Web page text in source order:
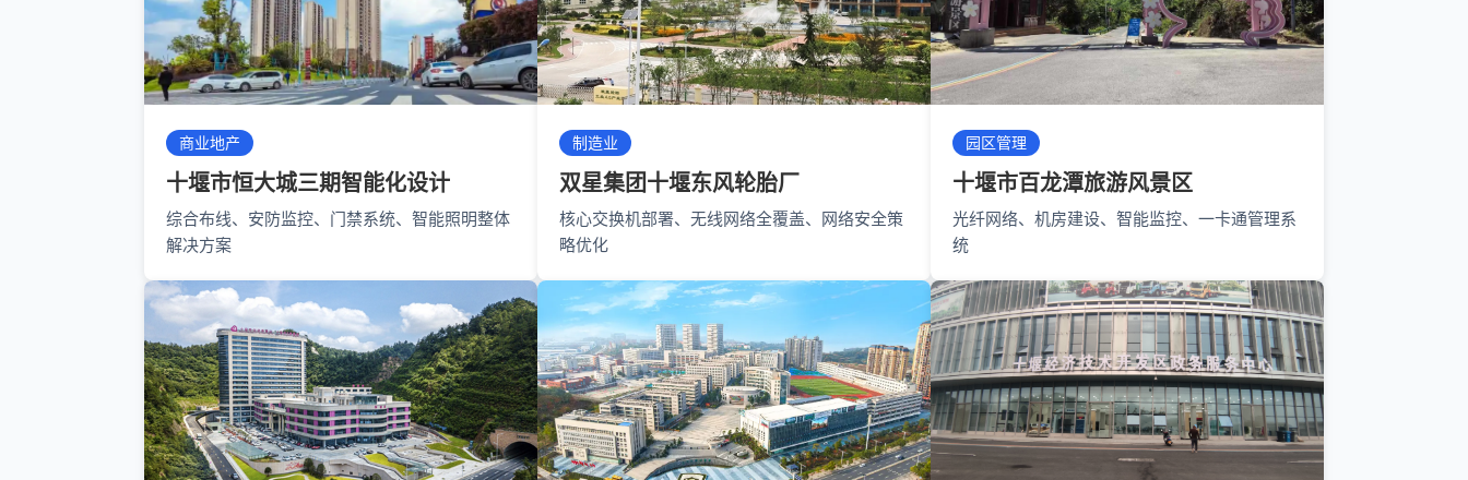
商业地产
十堰市恒大城三期智能化设计
综合布线、安防监控、门禁系统、智能照明整体
解决方案
制造业
双星集团十堰东风轮胎厂
核心交换机部署、无线网络全覆盖、网络安全策
略优化
园区管理
十堰市百龙潭旅游风景区
光纤网络、机房建设、智能监控、一卡通管理系
统